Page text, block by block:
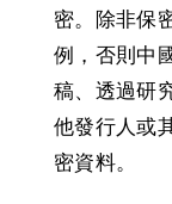
密。除非保
例，否則中
稿、透過研
他發行人或
密資料。